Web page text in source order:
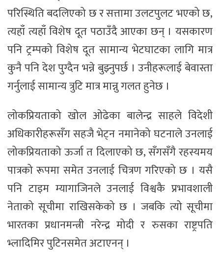
परिस्थिति बदलिएको छ र सत्तामा उलटपुलट भएको छ,
त्यहाँ त्यहाँ विशेष दूत पठाउँदै आएका छन् । यसकारण
पनि ट्रम्पको विशेष दूत सामान्य भेटघाटका लागि मात्र
कुनै पनि देश पुग्दैन भन्ने बुझ्नुपर्छ । उनीहरूलाई बेवास्ता
गर्नुलाई सामान्य त्रुटि मात्र मान्नु गलत हुनेछ ।
लोकप्रियताको खोल ओढेका बालेन्द्र साहले विदेशी
अधिकारीहरूसँग सहजै भेट्न नमानेको घटनाले उनलाई
लोकप्रियताको ऊर्जा त दिलाएको छ, सँगसँगै रहस्यमय
पात्रको रूपमा समेत उनलाई चित्रण गरिएको छ । यसै
पनि टाइम म्यागाजिनले उनलाई विश्वकै प्रभावशाली
नेताको सूचीमा राखिसकेको छ । जबकि त्यो सूचीमा
भारतका प्रधानमन्त्री नरेन्द्र मोदी र रुसका राष्ट्रपति
भ्लादिमिर पुटिनसमेत अटाएनन् ।